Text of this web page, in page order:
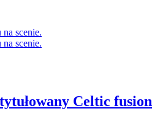
Celtic fusion